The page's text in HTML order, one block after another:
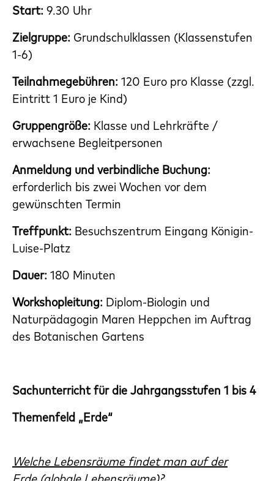
Start: 9.30 Uhr
Zielgruppe: Grundschulklassen (Klassenstufen
1-6)
Teilnahmegebühren: 120 Euro pro Klasse (zzgl.
Eintritt 1 Euro je Kind)
Gruppengröße: Klasse und Lehrkräfte /
erwachsene Begleitpersonen
Anmeldung und verbindliche Buchung:
erforderlich bis zwei Wochen vor dem
gewünschten Termin
Treffpunkt: Besuchszentrum Eingang Königin-
Luise-Platz
Dauer: 180 Minuten
Workshopleitung: Diplom-Biologin und
Naturpädagogin Maren Heppchen im Auftrag
des Botanischen Gartens
Sachunterricht für die Jahrgangsstufen 1 bis 4
Themenfeld „Erde“
Welche Lebensräume findet man auf der